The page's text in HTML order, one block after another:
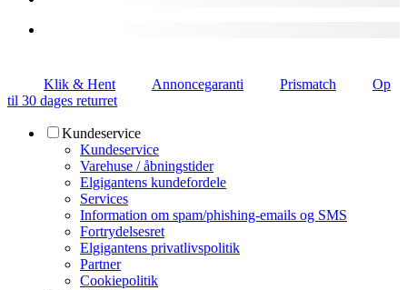
Klik & Hent Annoncegaranti Prismatch
Op
til 30 dages returret
Kundeservice
Kundeservice
Varehuse / åbningstider
Elgigantens kundefordele
Services
Information om spam/phishing-emails og SMS
Fortrydelsesret
Elgigantens privatlivspolitik
Partner
Cookiepolitik